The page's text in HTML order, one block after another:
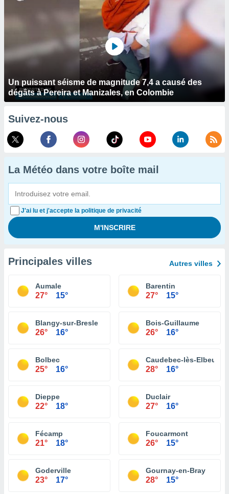
Un puissant séisme de magnitude 7,4 a causé des
dégâts à Pereira et Manizales, en Colombie
Suivez-nous
La Météo dans votre boîte mail
J'ai lu et j'accepte la politique de privacité
Principales villes Autres villes
Aumale
27° 15°
Barentin
27° 15°
Blangy-sur-Bresle
26° 16°
Bois-Guillaume
26° 16°
Bolbec
25° 16°
Caudebec-lès-Elbeuf
28° 16°
Dieppe
22° 18°
Duclair
27° 16°
Fécamp
21° 18°
Foucarmont
26° 15°
Goderville
23° 17°
Gournay-en-Bray
28° 15°